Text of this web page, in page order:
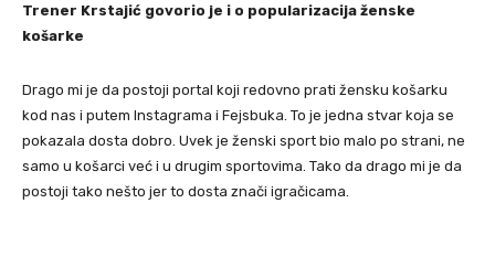
Trener Krstajić govorio je i o popularizacija ženske
košarke
Drago mi je da postoji portal koji redovno prati žensku košarku
kod nas i putem Instagrama i Fejsbuka. To je jedna stvar koja se
pokazala dosta dobro. Uvek je ženski sport bio malo po strani, ne
samo u košarci već i u drugim sportovima. Tako da drago mi je da
postoji tako nešto jer to dosta znači igračicama.